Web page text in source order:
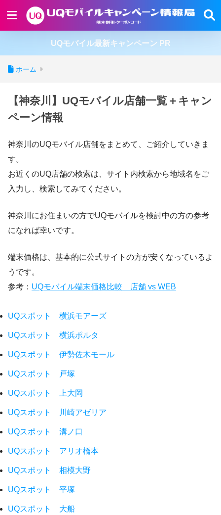
UQモバイル最新キャンペーン PR
ホーム
【神奈川】UQモバイル店舗一覧＋キャン
ペーン情報
神奈川のUQモバイル店舗をまとめて、ご紹介していきま
す。
お近くのUQ店舗の検索は、サイト内検索から地域名をご
入力し、検索してみてください。
神奈川にお住まいの方でUQモバイルを検討中の方の参考
になれば幸いです。
端末価格は、基本的に公式サイトの方が安くなっているよ
うです。
参考： UQモバイル端末価格比較 店舗 vs WEB
UQスポット 横浜モアーズ
UQスポット 横浜ポルタ
UQスポット 伊勢佐木モール
UQスポット 戸塚
UQスポット 上大岡
UQスポット 川崎アゼリア
UQスポット 溝ノ口
UQスポット アリオ橋本
UQスポット 相模大野
UQスポット 平塚
UQスポット 大船